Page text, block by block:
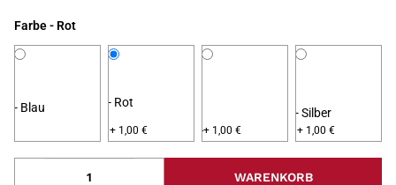
Farbe- Rot
- Blau - Rot
+ 1,00 € - Schwarz
+ 1,00 €
- Silber
+ 1,00 €
WARENKORB